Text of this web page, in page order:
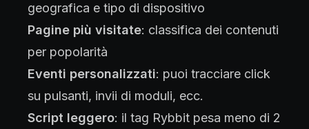
geografica e tipo di dispositivo
Pagine più visitate: classifica dei contenuti
per popolarità
Eventi personalizzati: puoi tracciare click
su pulsanti, invii di moduli, ecc.
Script leggero: il tag Rybbit pesa meno di 2